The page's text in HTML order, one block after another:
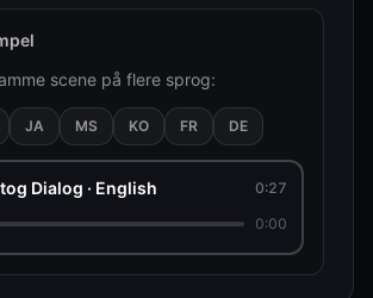
"Skal du hjem til nytår, unge mand?
men det bringer dig sikkert
scene på flere sprog:
JA MS KO FR DE
Dialog · English
0:27
0:00